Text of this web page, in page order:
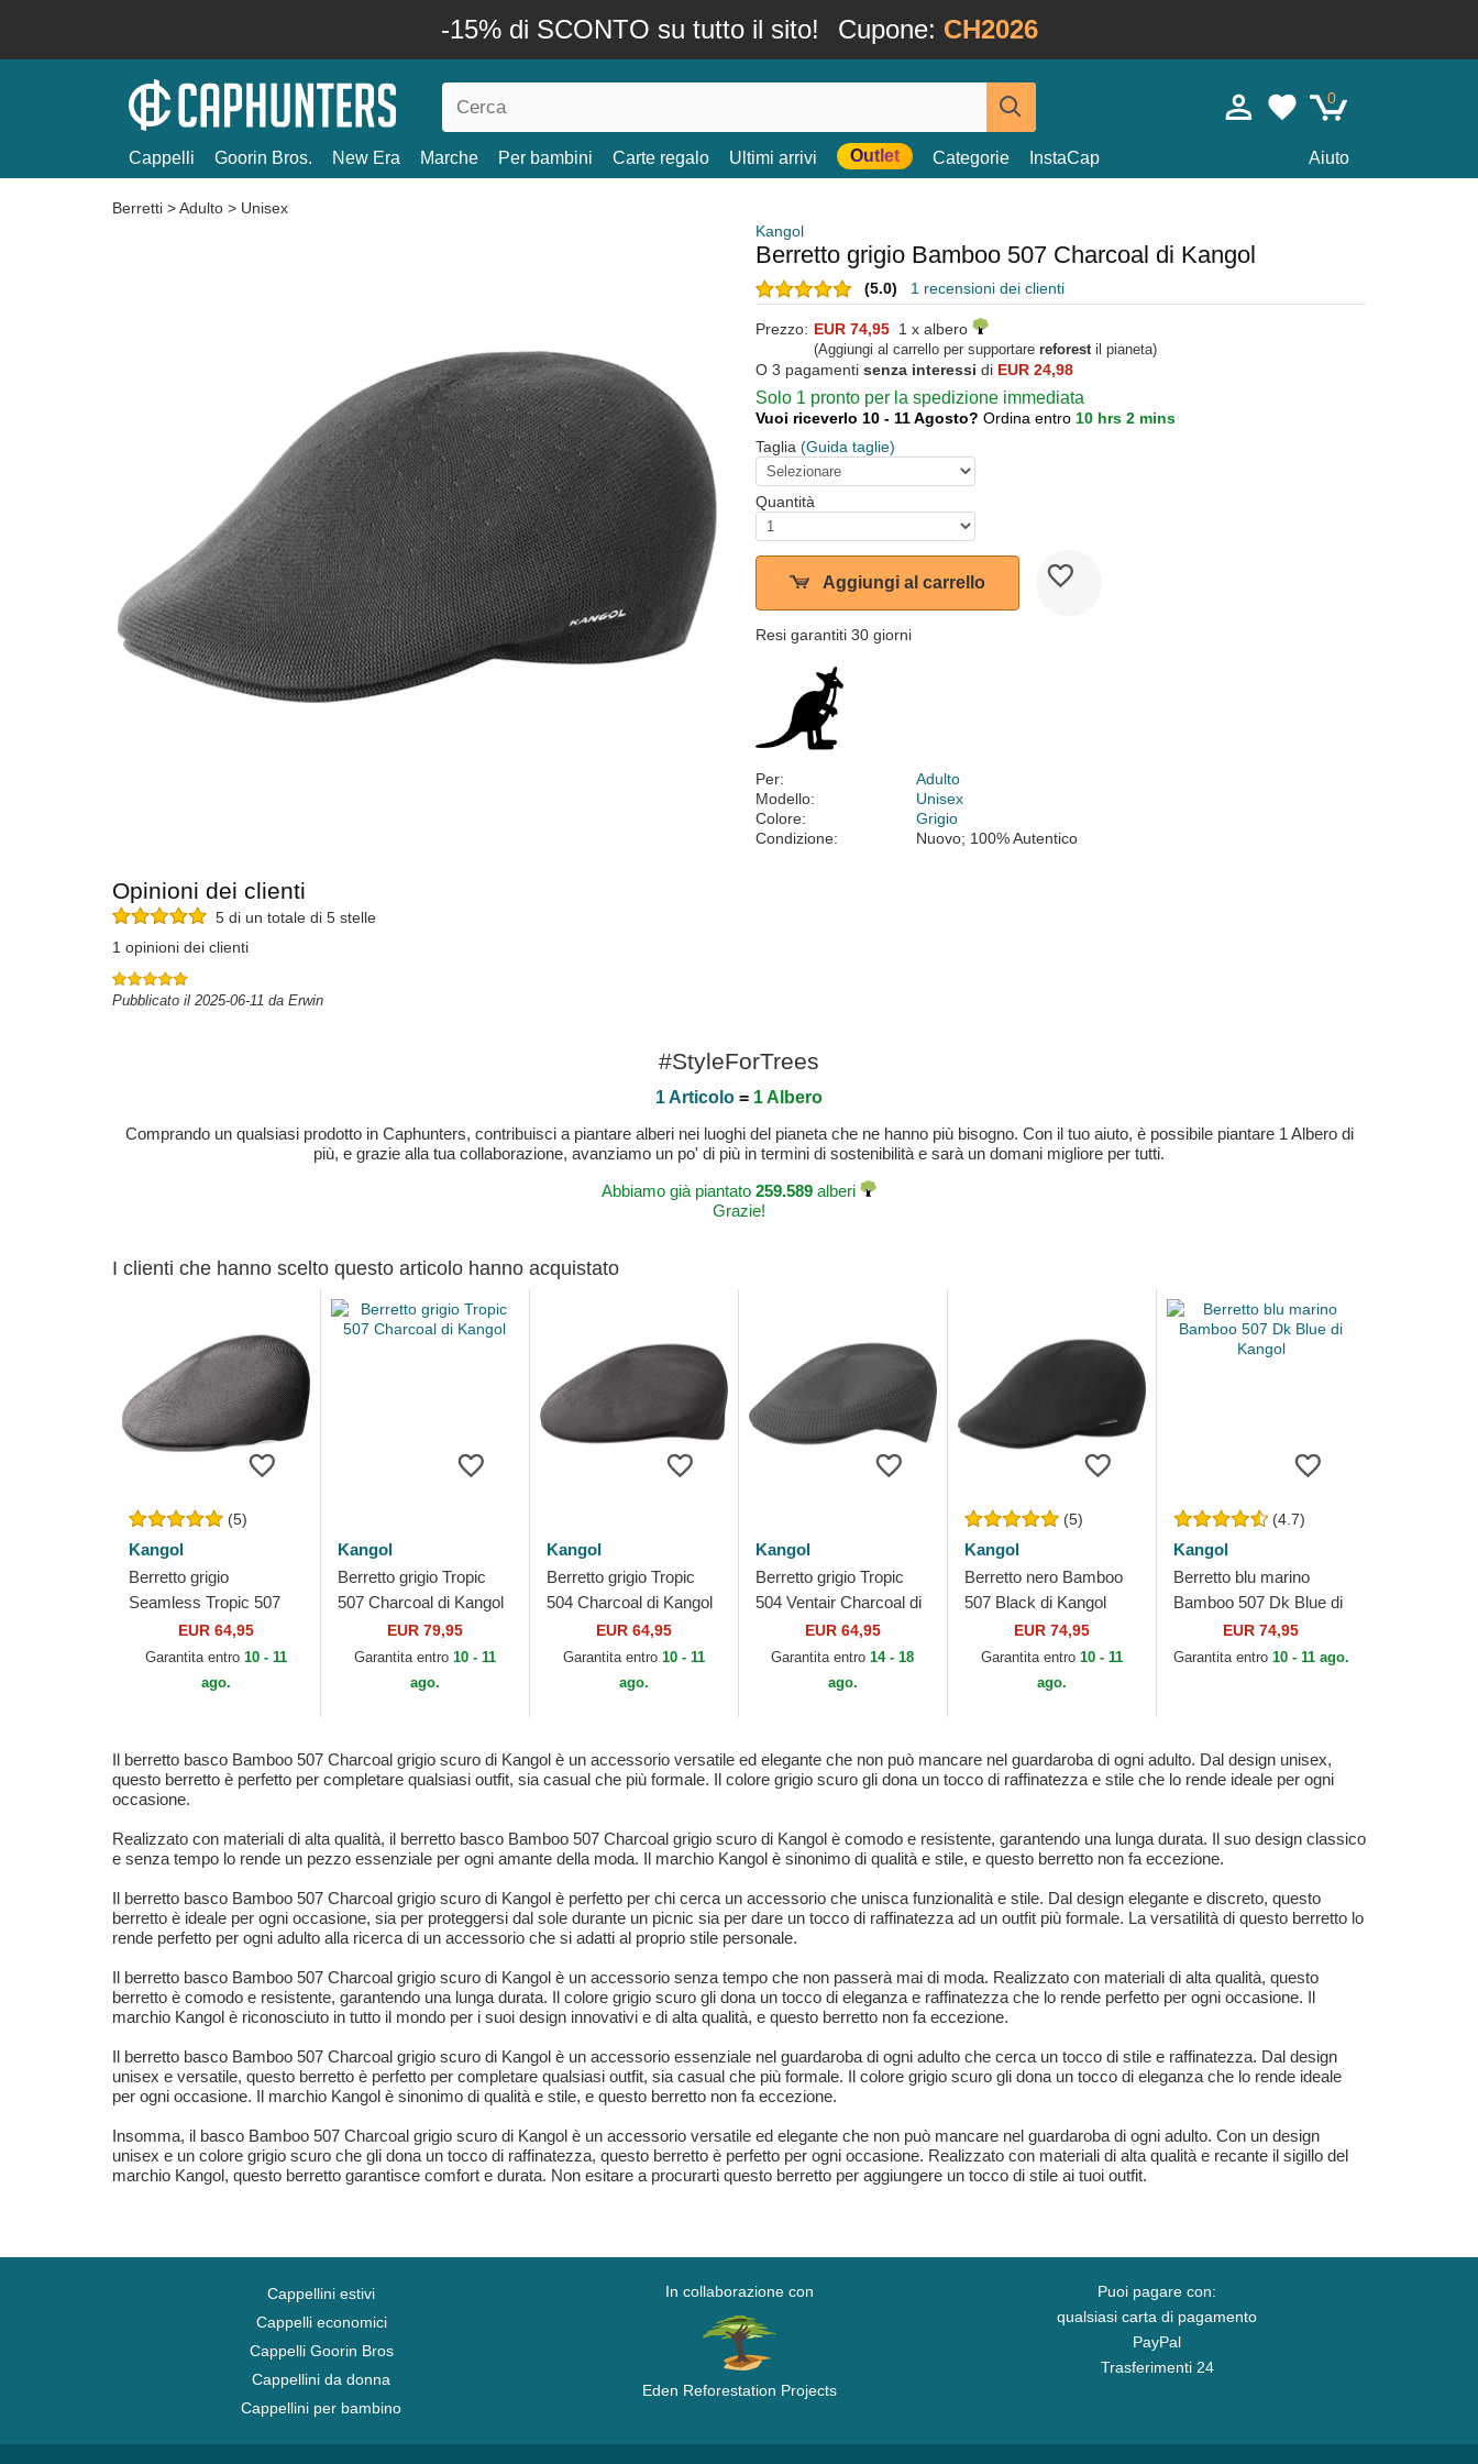
-15% di SCONTO su tutto il sito! Cupone: CH2026
0
Cappelli Goorin Bros. New Era Marche Per bambini Carte regalo Ultimi arrivi Outlet Categorie InstaCap Aiuto
Berretti >Adulto > Unisex
Kangol
Berretto grigio Bamboo 507 Charcoal di Kangol
(5.0) 1 recensioni dei clienti
Prezzo: EUR 74,95 1 x albero
(Aggiungi al carrello per supportare reforestil pianeta)
O 3 pagamenti senza interessi di EUR 24,98
Solo 1 pronto per la spedizione immediata
Vuoi riceverlo 10 - 11 Agosto? Ordina entro 10 hrs 2 mins
Taglia (Guida taglie)
Quantità
Aggiungi al carrello
Resi garantiti 30 giorni
Per:
Adulto
Modello:
Unisex
Colore:
Grigio
Condizione:
Nuovo; 100% Autentico
Opinioni dei clienti
5 di un totale di 5 stelle
1 opinioni dei clienti
Pubblicato il 2025-06-11 da Erwin
#StyleForTrees
1 Articolo = 1 Albero
Comprando un qualsiasi prodotto in Caphunters, contribuisci a piantare alberi nei luoghi del pianeta che ne hanno più bisogno. Con il tuo aiuto, è possibile piantare 1 Albero di
più, e grazie alla tua collaborazione, avanziamo un po' di più in termini di sostenibilità e sarà un domani migliore per tutti.
Abbiamo già piantato 259.589 alberi
Grazie!
I clienti che hanno scelto questo articolo hanno acquistato
(5)
Kangol
Berretto grigio
Seamless Tropic 507
Charcoal di Kangol
EUR 64,95
Garantita entro 10 - 11
ago.
Kangol
Berretto grigio Tropic
507 Charcoal di Kangol
EUR 79,95
Garantita entro 10 - 11
ago.
Kangol
Berretto grigio Tropic
504 Charcoal di Kangol
EUR 64,95
Garantita entro 10 - 11
ago.
Kangol
Berretto grigio Tropic
504 Ventair Charcoal di
EUR 64,95
Garantita entro14 - 18
ago.
(5)
Kangol
Berretto nero Bamboo
507 Black di Kangol
EUR 74,95
Garantita entro 10 - 11
ago.
(4.7)
Kangol
Berretto blu marino
Bamboo 507 Dk Blue di
EUR 74,95
Garantita entro 10 - 11 ago.
Il berretto basco Bamboo 507 Charcoal grigio scuro di Kangol è un accessorio versatile ed elegante che non può mancare nel guardaroba di ogni adulto. Dal design unisex,
questo berretto è perfetto per completare qualsiasi outfit, sia casual che più formale. Il colore grigio scuro gli dona un tocco di raffinatezza e stile che lo rende ideale per ogni
occasione.
Realizzato con materiali di alta qualità, il berretto basco Bamboo 507 Charcoal grigio scuro di Kangol è comodo e resistente, garantendo una lunga durata. Il suo design classico
e senza tempo lo rende un pezzo essenziale per ogni amante della moda. Il marchio Kangol è sinonimo di qualità e stile, e questo berretto non fa eccezione.
Il berretto basco Bamboo 507 Charcoal grigio scuro di Kangol è perfetto per chi cerca un accessorio che unisca funzionalità e stile. Dal design elegante e discreto, questo
berretto è ideale per ogni occasione, sia per proteggersi dal sole durante un picnic sia per dare un tocco di raffinatezza ad un outfit più formale. La versatilità di questo berretto lo
rende perfetto per ogni adulto alla ricerca di un accessorio che si adatti al proprio stile personale.
Il berretto basco Bamboo 507 Charcoal grigio scuro di Kangol è un accessorio senza tempo che non passerà mai di moda. Realizzato con materiali di alta qualità, questo
berretto è comodo e resistente, garantendo una lunga durata. Il colore grigio scuro gli dona un tocco di eleganza e raffinatezza che lo rende perfetto per ogni occasione. Il
marchio Kangol è riconosciuto in tutto il mondo per i suoi design innovativi e di alta qualità, e questo berretto non fa eccezione.
Il berretto basco Bamboo 507 Charcoal grigio scuro di Kangol è un accessorio essenziale nel guardaroba di ogni adulto che cerca un tocco di stile e raffinatezza. Dal design
unisex e versatile, questo berretto è perfetto per completare qualsiasi outfit, sia casual che più formale. Il colore grigio scuro gli dona un tocco di eleganza che lo rende ideale
per ogni occasione. Il marchio Kangol è sinonimo di qualità e stile, e questo berretto non fa eccezione.
Insomma, il basco Bamboo 507 Charcoal grigio scuro di Kangol è un accessorio versatile ed elegante che non può mancare nel guardaroba di ogni adulto. Con un design
unisex e un colore grigio scuro che gli dona un tocco di raffinatezza, questo berretto è perfetto per ogni occasione. Realizzato con materiali di alta qualità e recante il sigillo del
marchio Kangol, questo berretto garantisce comfort e durata. Non esitare a procurarti questo berretto per aggiungere un tocco di stile ai tuoi outfit.
Cappellini estivi
Cappelli economici
Cappelli Goorin Bros
Cappellini da donna
Cappellini per bambino
In collaborazione con
Eden Reforestation Projects
Puoi pagare con:
qualsiasi carta di pagamento
PayPal
Trasferimenti 24